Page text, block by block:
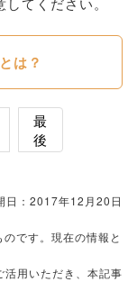
は？
最
後
日：2017年12月20日
です。現在の情報と
活用いただき、本記事